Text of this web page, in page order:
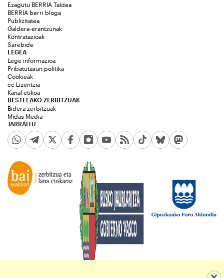
Ezagutu BERRIA Taldea
BERRIA berri bloga
Publizitatea
Galdera-erantzunak
Kontratazioak
Sarebide
JARRAITU
LEGEA
Lege informazioa
Pribatutasun politika
Cookieak
cc Lizentzia
Kanal etikoa
BESTELAKO ZERBITZUAK
Bidera zerbitzuak
Midas Media